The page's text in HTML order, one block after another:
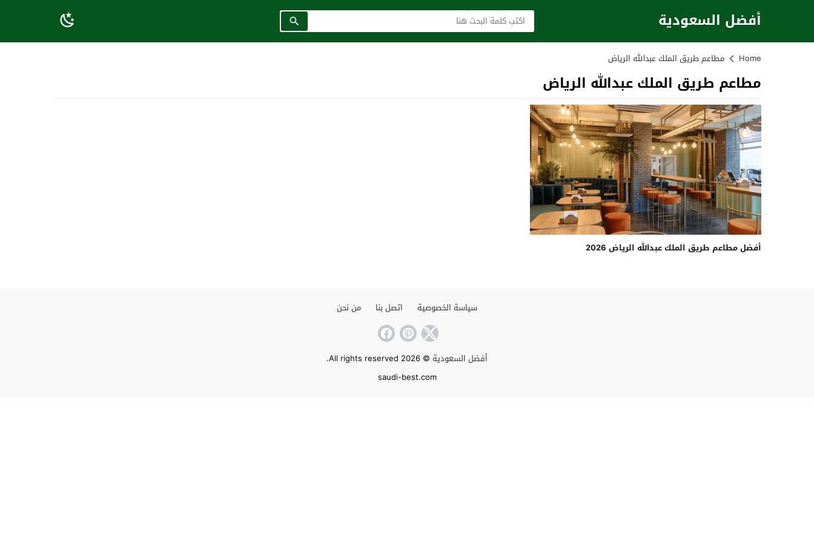
أفضل السعودية
Home مطاعم طريق الملك عبدالله الرياض
مطاعم طريق الملك عبدالله الرياض
أفضل مطاعم طريق الملك عبدالله الرياض 2026
سياسة الخصوصية اتصل بنا من نحن
أفضل السعودية © 2026 All rights reserved.
saudi-best.com